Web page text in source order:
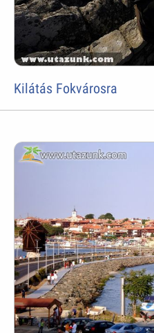
Kilátás Fokvárosra